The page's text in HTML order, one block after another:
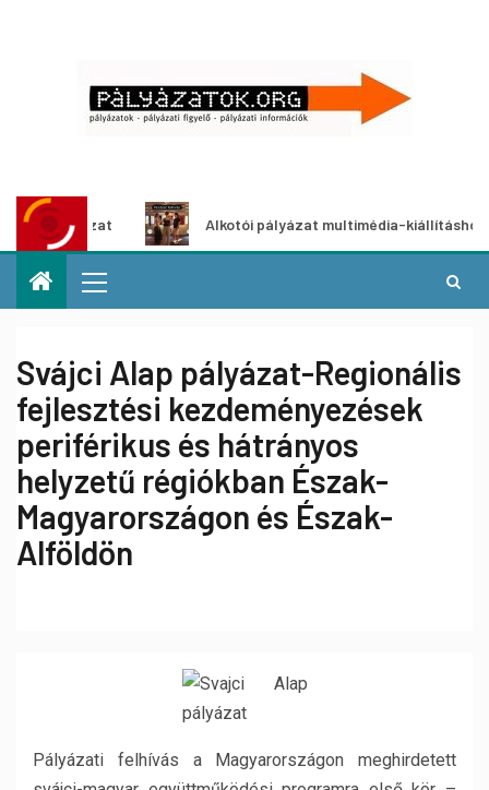
Alkotói pályázat multimédia-kiállításhoz
Svájci Alap pályázat-Regionális
fejlesztési kezdeményezések
periférikus és hátrányos
helyzetű régiókban Észak-
Magyarországon és Észak-
Alföldön
Pályázati felhívás a Magyarországon meghirdetett